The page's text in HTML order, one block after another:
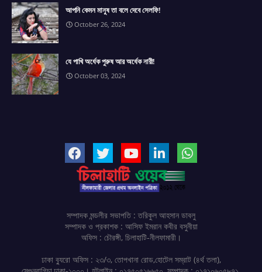
আপনি কেমন মানুষ তা বলে দেবে সেলফি!
October 26, 2024
যে পাখি অর্ধেক পুরুষ আর অর্ধেক নারী!
October 03, 2024
সম্পাদক মন্ডলীর সভাপতি : তরিকুল আহসান ডাবলু
সম্পাদক ও প্রকাশক : আসিফ ইমরান কবীর বসুনীয়া
অফিস : চৌরঙ্গী, চিলাহাটি-নীলফামারী।
ঢাকা ব্যুরো অফিস : ২৩/৩, তোপখানা রোড,হোটেল সম্রাট (৪র্থ তলা),